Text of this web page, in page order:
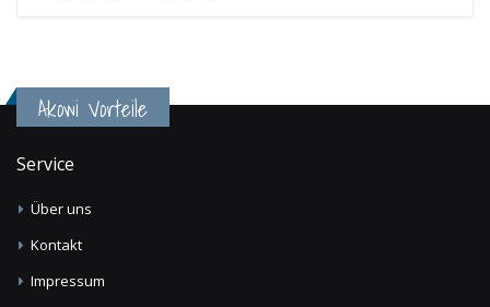
Akowi Vorteile
Service
Über uns
Kontakt
Impressum